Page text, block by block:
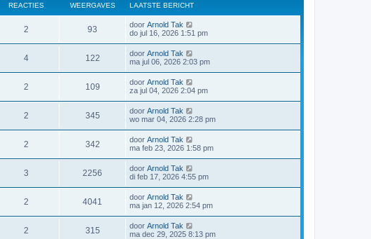
REACTIES WEERGAVES LAATSTE BERICHT
2 93 door Arnold Tak
do jul 16, 2026 1:51 pm
4 122 door Arnold Tak
ma jul 06, 2026 2:03 pm
2 109 door Arnold Tak
za jul 04, 2026 2:04 pm
2 345 door Arnold Tak
wo mar 04, 2026 2:28 pm
2 342 door Arnold Tak
ma feb 23, 2026 1:58 pm
3 2256 door Arnold Tak
di feb 17, 2026 4:55 pm
2 4041 door Arnold Tak
ma jan 12, 2026 2:54 pm
2 315 door Arnold Tak
ma dec 29, 2025 8:13 pm